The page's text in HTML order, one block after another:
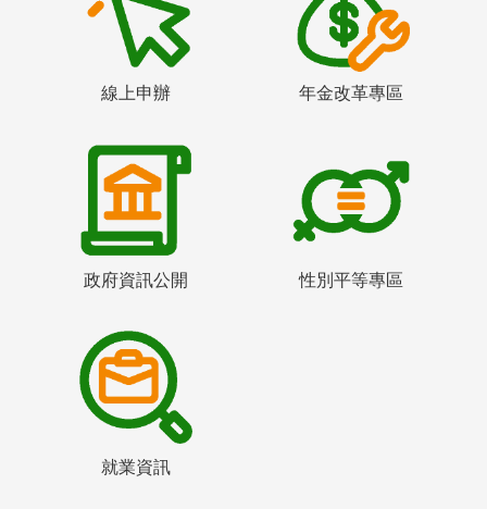
線上申辦 年金改革專區
政府資訊公開 性別平等專區
就業資訊